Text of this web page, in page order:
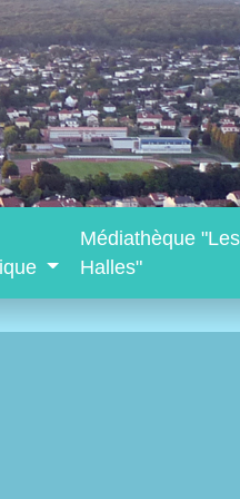
Médiathèque "Les
Halles"